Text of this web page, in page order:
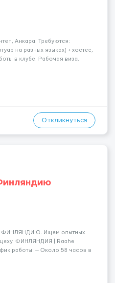
Анкара. Требуются:
на разных языках) + хостеc,
в клубе. Рабочая виза.
Высокая зарплат...
Откликнуться
ФИНЛЯНДИЮ. Ищем опытных
ФИНЛЯНДИЯ | Raahe
работы: — Около 58 часов в
можно скорее....